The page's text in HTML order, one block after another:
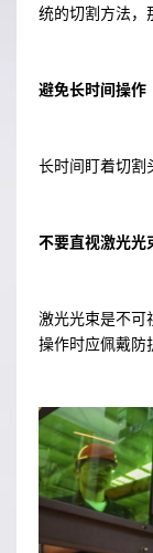
统的切割方法，
避免长时间操作
长时间盯着切割
不要直视激光光
激光光束是不可
操作时应佩戴防